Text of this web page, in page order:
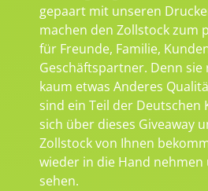
gepaart mit unseren
machen den Zollstock zum
für Freunde, Familie,
Geschäftspartner. Denn
kaum etwas Anderes
sind ein Teil der Deutschen
sich über dieses Giveaway
Zollstock von Ihnen
wieder in die Hand nehmen
sehen.